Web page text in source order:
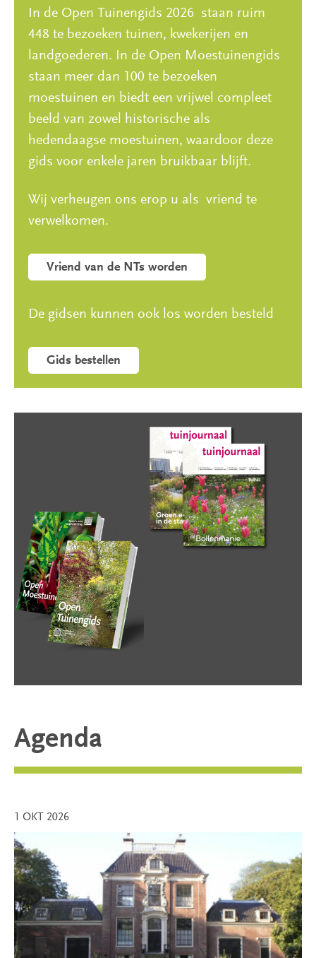
In de Open Tuinengids 2026 staan ruim
448 te bezoeken tuinen, kwekerijen en
landgoederen. In de Open Moestuinengids
staan meer dan 100 te bezoeken
moestuinen en biedt een vrijwel compleet
beeld van zowel historische als
hedendaagse moestuinen, waardoor deze
gids voor enkele jaren bruikbaar blijft.
Wij verheugen ons erop u als vriend te
verwelkomen.
Vriend van de NTs worden
De gidsen kunnen ook los worden besteld
Gids bestellen
Agenda
1 OKT 2026